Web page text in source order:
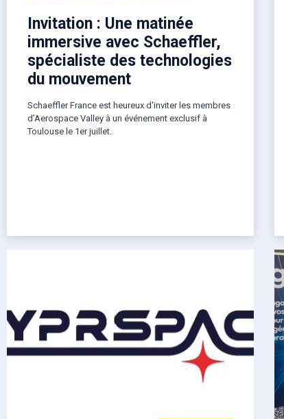
Invitation : Une matinée
immersive avec Schaeffler,
spécialiste des technologies
du mouvement
Schaeffler France est heureux d'inviter les membres
d’Aerospace Valley à un événement exclusif à
Toulouse le 1er juillet.